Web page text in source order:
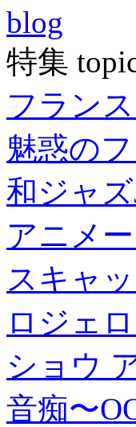
blog
特集
フラン
魅惑の
和ジャズ
アニメ
スキャ
ロジェ
ショウ
音痴〜